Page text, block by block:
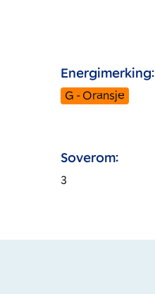
Energimerking:
G - Oransje
Soverom:
3